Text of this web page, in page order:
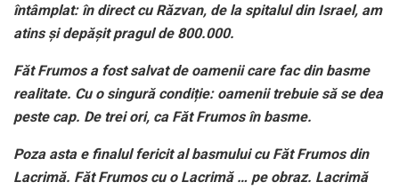
întâmplat: în direct cu Răzvan, de la spitalul din Israel, am
atins și depășit pragul de 800.000.
Făt Frumos a fost salvat de oamenii care fac din basme
realitate. Cu o singură condiție: oamenii trebuie să se dea
peste cap. De trei ori, ca Făt Frumos în basme.
Poza asta e finalul fericit al basmului cu Făt Frumos din
Lacrimă. Făt Frumos cu o Lacrimă … pe obraz. Lacrimă